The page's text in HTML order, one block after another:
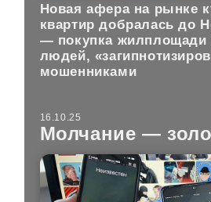
Новая афера на рынке
квартир добралась до
— покупка
людей,
мошенниками
16.10.25
Молчание —